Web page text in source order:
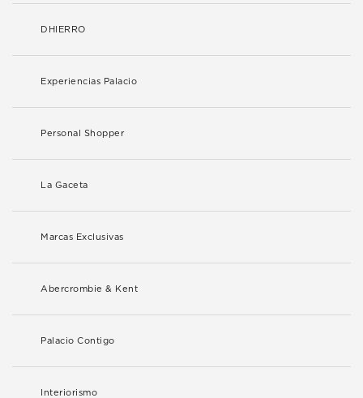
DHIERRO
Experiencias Palacio
Personal Shopper
La Gaceta
Marcas Exclusivas
Abercrombie & Kent
Palacio Contigo
Interiorismo